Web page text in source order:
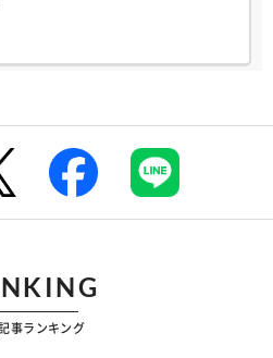
事ランキング